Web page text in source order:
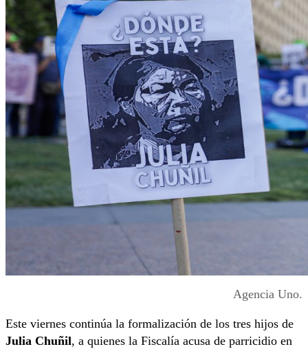
Agencia Uno.
Este viernes continúa la formalización de los tres hijos de
Julia Chuñil, a quienes la Fiscalía acusa de parricidio en